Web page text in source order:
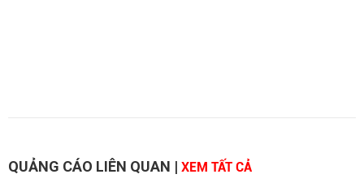
QUẢNG CÁO LIÊN QUAN | XEM TẤT CẢ